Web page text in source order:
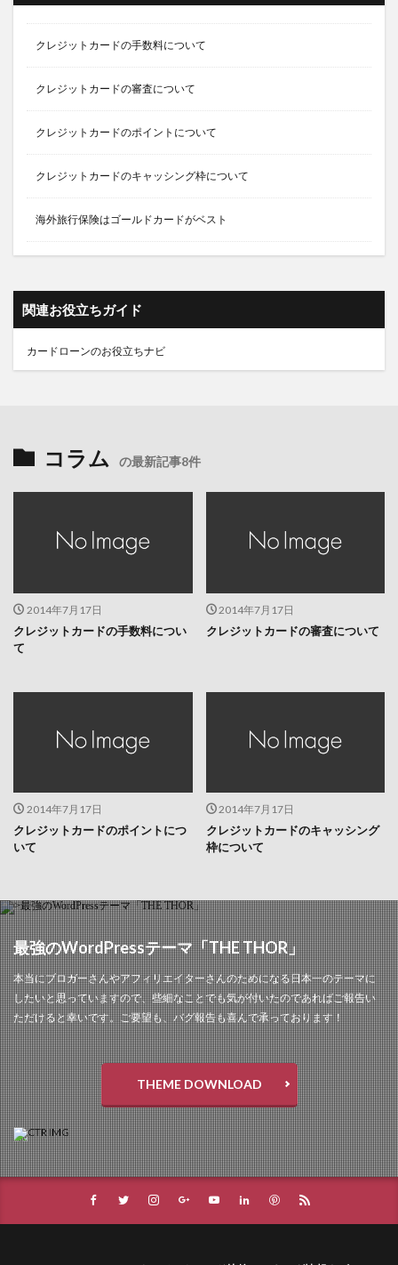
クレジットカードの手数料について
クレジットカードの審査について
クレジットカードのポイントについて
クレジットカードのキャッシング枠について
海外旅行保険はゴールドカードがベスト
関連お役立ちガイド
カードローンのお役立ちナビ
コラム の最新記事8件
2014年7月17日
クレジットカードの手数料につい
て
2014年7月17日
クレジットカードの審査について
2014年7月17日
クレジットカードのポイントにつ
いて
2014年7月17日
クレジットカードのキャッシング
枠について
最強のWordPressテーマ「THE THOR」
本当にブロガーさんやアフィリエイターさんのためになる日本一のテーマに
したいと思っていますので、些細なことでも気が付いたのであればご報告い
ただけると幸いです。ご要望も、バグ報告も喜んで承っております！
THEME DOWNLOAD